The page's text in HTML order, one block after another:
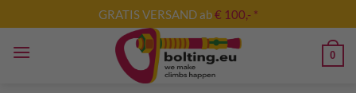
Inhalt
springen
GRATIS VERSAND ab€ 100,- *
0